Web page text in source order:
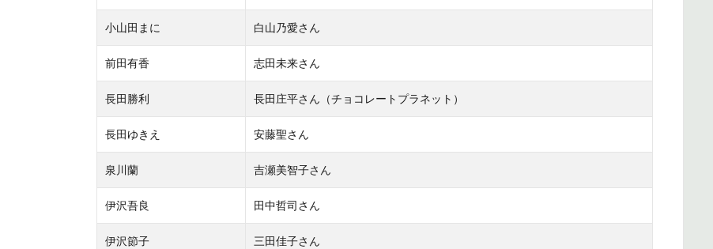
小山田まに 白山乃愛さん
前田有香 志田未来さん
長田勝利 長田庄平さん（チョコレートプラネット）
長田ゆきえ 安藤聖さん
泉川蘭 吉瀬美智子さん
伊沢吾良 田中哲司さん
伊沢節子 三田佳子さん